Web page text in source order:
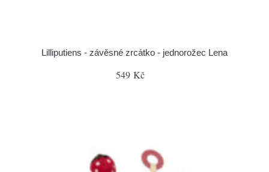
Lilliputiens - závěsné zrcátko - jednorožec Lena
549 Kč